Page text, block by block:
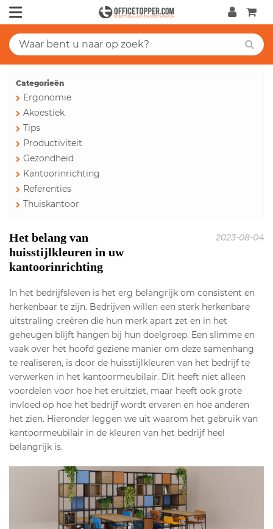
Categorieën
Ergonomie
Akoestiek
Tips
Productiviteit
Gezondheid
Kantoorinrichting
Referenties
Thuiskantoor
Het belang van
huisstijlkleuren in uw
kantoorinrichting
2023-08-04
In het bedrijfsleven is het erg belangrijk om consistent en
herkenbaar te zijn. Bedrijven willen een sterk herkenbare
uitstraling creëren die hun merk apart zet en in het
geheugen blijft hangen bij hun doelgroep. Een slimme en
vaak over het hoofd geziene manier om deze samenhang
te realiseren, is door de huisstijlkleuren van het bedrijf te
verwerken in het kantoormeubilair. Dit heeft niet alleen
voordelen voor hoe het eruitziet, maar heeft ook grote
invloed op hoe het bedrijf wordt ervaren en hoe anderen
het zien. Hieronder leggen we uit waarom het gebruik van
kantoormeubilair in de kleuren van het bedrijf heel
belangrijk is.